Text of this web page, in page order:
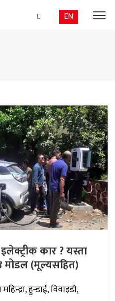
EN
कार ? यस्ता
मोडल (मूल्यसहित)
हुन्डाई, विवाइडी,